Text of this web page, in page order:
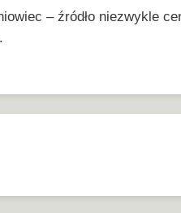
– źródło niezwykle